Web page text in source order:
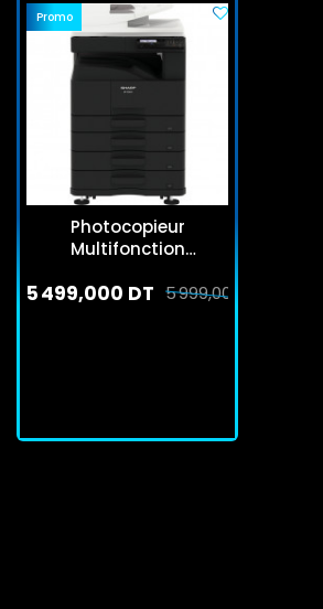
Promo
Photocopieur
Multifonction
5 999,000 DT
5 499,000 DT